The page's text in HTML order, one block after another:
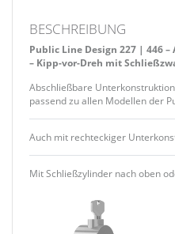
BESCHREIBUNG
Public Line Design 227 | 446
– Kipp-vor-Dreh mit
Abschließbare
passend zu allen Modellen der
Auch mit rechteckiger
Mit Schließzylinder nach oben